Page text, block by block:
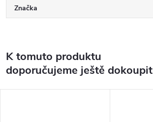
Značka
K tomuto produktu
doporučujeme ještě dokoupit